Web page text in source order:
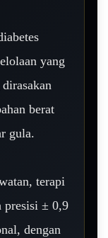
yang
berat
gula.
terapi
presisi ± 0,9
dengan